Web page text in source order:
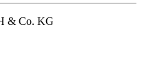
& Co. KG